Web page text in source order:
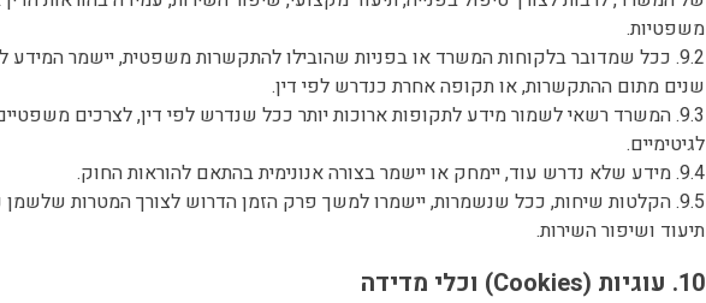
משפטיות.
שנים מתום ההתקשרות, או תקופה אחרת כנדרש לפי דין.
9.3. המשרד רשאי לשמור מידע לתקופות ארוכות יותר ככל שנדרש לפי דין, לצרכים
לגיטימיים.
9.4. מידע שלא נדרש עוד, יימחק או יישמר בצורה אנונימית בהתאם להוראות החוק.
9.5. הקלטות שיחות, ככל שנשמרות, יישמרו למשך פרק הזמן הדרוש לצורך המטרות
תיעוד ושיפור השירות.
10. עוגיות (Cookies) וכלי מדידה